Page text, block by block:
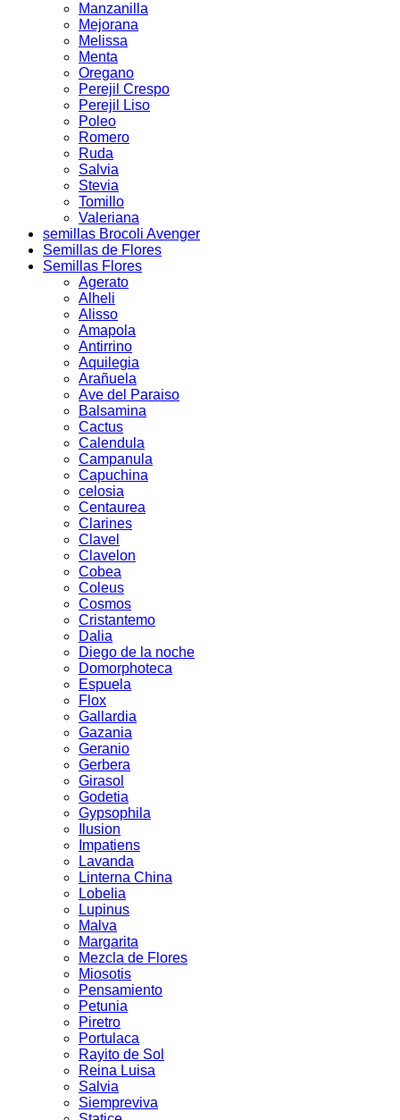
Manzanilla
Mejorana
Melissa
Menta
Oregano
Perejil Crespo
Perejil Liso
Poleo
Romero
Ruda
Salvia
Stevia
Tomillo
Valeriana
semillas Brocoli Avenger
Semillas de Flores
Semillas Flores
Agerato
Alheli
Alisso
Amapola
Antirrino
Aquilegia
Arañuela
Ave del Paraiso
Balsamina
Cactus
Calendula
Campanula
Capuchina
celosia
Centaurea
Clarines
Clavel
Clavelon
Cobea
Coleus
Cosmos
Cristantemo
Dalia
Diego de la noche
Domorphoteca
Espuela
Flox
Gallardia
Gazania
Geranio
Gerbera
Girasol
Godetia
Gypsophila
Ilusion
Impatiens
Lavanda
Linterna China
Lobelia
Lupinus
Malva
Margarita
Mezcla de Flores
Miosotis
Pensamiento
Petunia
Piretro
Portulaca
Rayito de Sol
Reina Luisa
Salvia
Siempreviva